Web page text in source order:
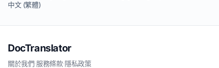
中文 (繁體)
DocTranslator
關於我們·服務條款·隱私政策